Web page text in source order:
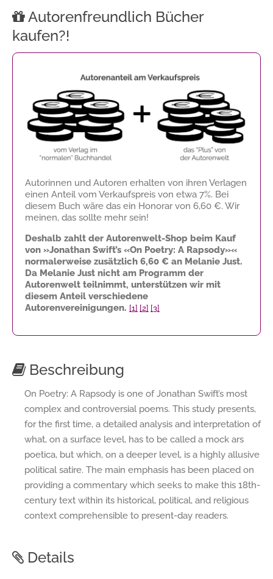
Autorenfreundlich Bücher
kaufen?!
Autorinnen und Autoren erhalten von ihren Verlagen
einen Anteil vom Verkaufspreis von etwa 7%. Bei
diesem Buch wäre das ein Honorar von 6,60 €. Wir
meinen, das sollte mehr sein!
Deshalb zahlt der Autorenwelt-Shop beim Kauf
von »Jonathan Swift’s «On Poetry: A Rapsody»«
normalerweise zusätzlich 6,60 € an Melanie Just.
Da Melanie Just nicht am Programm der
Autorenwelt teilnimmt, unterstützen wir mit
diesem Anteil verschiedene
Autorenvereinigungen. [1] [2] [3]
Beschreibung
On Poetry: A Rapsody is one of Jonathan Swift’s most
complex and controversial poems. This study presents,
for the first time, a detailed analysis and interpretation of
what, on a surface level, has to be called a mock ars
poetica, but which, on a deeper level, is a highly allusive
political satire. The main emphasis has been placed on
providing a commentary which seeks to make this 18th-
century text within its historical, political, and religious
context comprehensible to present-day readers.
Details